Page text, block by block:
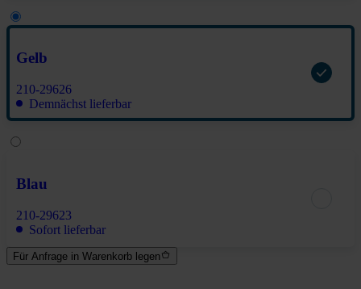
Gelb
210-29626
Demnächst lieferbar
Blau
210-29623
Sofort lieferbar
Für Anfrage in Warenkorb legen